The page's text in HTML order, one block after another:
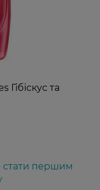
та
стати першим